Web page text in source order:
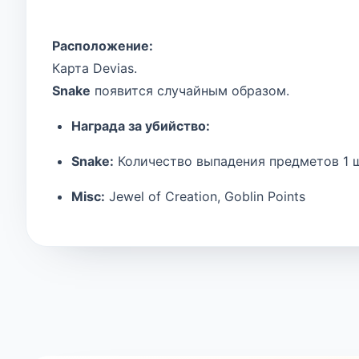
Расположение:
Карта Devias.
Snake появится случайным образом.
Награда за убийство:
Snake: Количество выпадения предметов 1
Misc: Jewel of Creation, Goblin Points